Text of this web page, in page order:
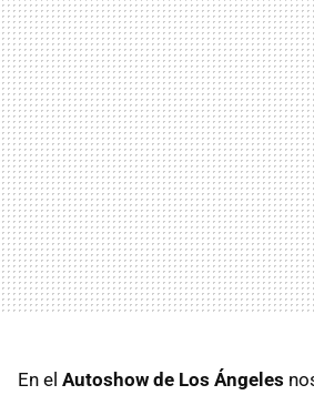
En el Autoshow de Los Ángeles